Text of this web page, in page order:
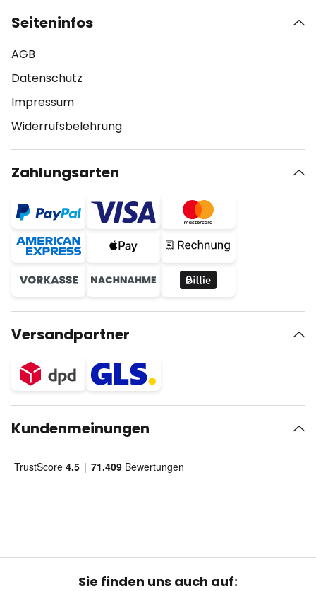
Seiteninfos
AGB
Datenschutz
Impressum
Widerrufsbelehrung
Zahlungsarten
Versandpartner
Kundenmeinungen
Sie finden uns auch auf: